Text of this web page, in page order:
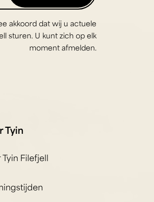
akkoord dat wij u actuele
sturen. U kunt zich op elk
moment afmelden.
Tyin
Filefjell